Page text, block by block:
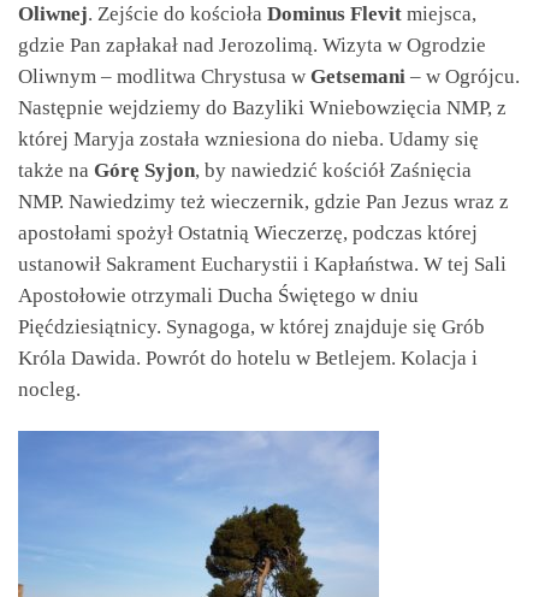
Oliwnej. Zejście do kościoła Dominus Flevit miejsca,
gdzie Pan zapłakał nad Jerozolimą. Wizyta w Ogrodzie
Oliwnym – modlitwa Chrystusa w Getsemani – w Ogrójcu.
Następnie wejdziemy do Bazyliki Wniebowzięcia NMP, z
której Maryja została wzniesiona do nieba. Udamy się
także na Górę Syjon, by nawiedzić kościół Zaśnięcia
NMP. Nawiedzimy też wieczernik, gdzie Pan Jezus wraz z
apostołami spożył Ostatnią Wieczerzę, podczas której
ustanowił Sakrament Eucharystii i Kapłaństwa. W tej Sali
Apostołowie otrzymali Ducha Świętego w dniu
Pięćdziesiątnicy. Synagoga, w której znajduje się Grób
Króla Dawida. Powrót do hotelu w Betlejem. Kolacja i
nocleg.